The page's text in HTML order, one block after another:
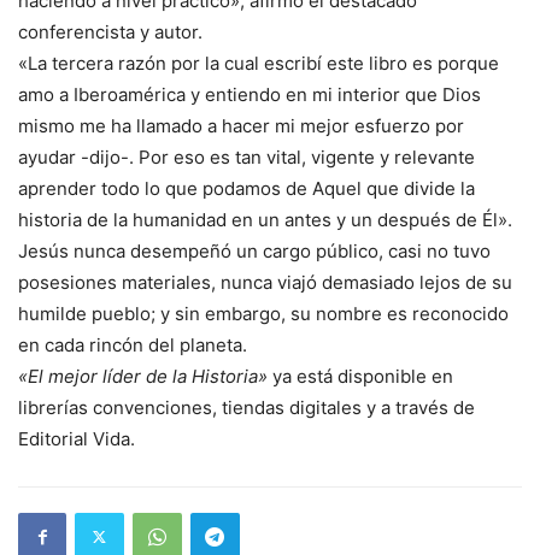
conferencista y autor.
«La tercera razón por la cual escribí este libro es porque
amo a Iberoamérica y entiendo en mi interior que Dios
mismo me ha llamado a hacer mi mejor esfuerzo por
ayudar -dijo-. Por eso es tan vital, vigente y relevante
aprender todo lo que podamos de Aquel que divide la
historia de la humanidad en un antes y un después de Él».
Jesús nunca desempeñó un cargo público, casi no tuvo
posesiones materiales, nunca viajó demasiado lejos de su
humilde pueblo; y sin embargo, su nombre es reconocido
en cada rincón del planeta.
«El mejor líder de la Historia» ya está disponible en
librerías convenciones, tiendas digitales y a través de
Editorial Vida.